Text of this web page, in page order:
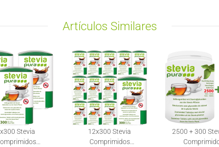
Artículos Similares
Stevia
12x300 Stevia
Comprimidos
2500 + 300